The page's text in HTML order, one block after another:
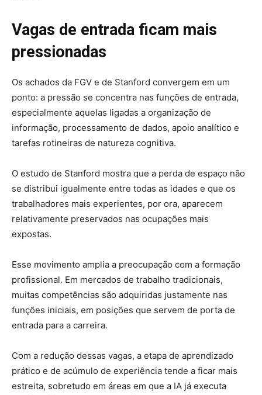
Vagas de entrada ficam mais
pressionadas
Os achados da FGV e de Stanford convergem em um
ponto: a pressão se concentra nas funções de entrada,
especialmente aquelas ligadas a organização de
informação, processamento de dados, apoio analítico e
tarefas rotineiras de natureza cognitiva.
O estudo de Stanford mostra que a perda de espaço não
se distribui igualmente entre todas as idades e que os
trabalhadores mais experientes, por ora, aparecem
relativamente preservados nas ocupações mais
expostas.
Esse movimento amplia a preocupação com a formação
profissional. Em mercados de trabalho tradicionais,
muitas competências são adquiridas justamente nas
funções iniciais, em posições que servem de porta de
entrada para a carreira.
Com a redução dessas vagas, a etapa de aprendizado
prático e de acúmulo de experiência tende a ficar mais
estreita, sobretudo em áreas em que a IA já executa